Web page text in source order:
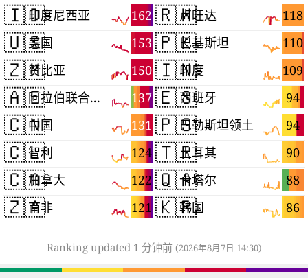
🇮🇩 162
印度尼西亚
🇺🇸 153
美国
🇿🇲 150
赞比亚
🇦🇪 137
阿拉伯联合酋长国
🇨🇳 131
中国
🇨🇱 124
智利
🇨🇦 122
加拿大
🇿🇦 121
南非
🇷🇼 118
卢旺达
🇵🇰 110
巴基斯坦
🇮🇳 109
印度
🇪🇸 94
西班牙
🇵🇸 94
巴勒斯坦领土
🇹🇷 90
土耳其
🇶🇦 88
卡塔尔
🇰🇷 86
韩国
Ranking updated 1 分钟前 (2026年8月7日 14:30)